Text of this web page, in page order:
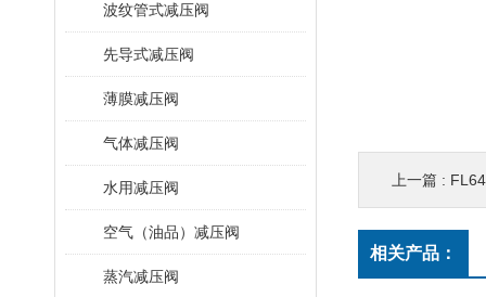
波纹管式减压阀
先导式减压阀
薄膜减压阀
气体减压阀
水用减压阀
空气（油品）减压阀
蒸汽减压阀
上一篇 :
相关产品：